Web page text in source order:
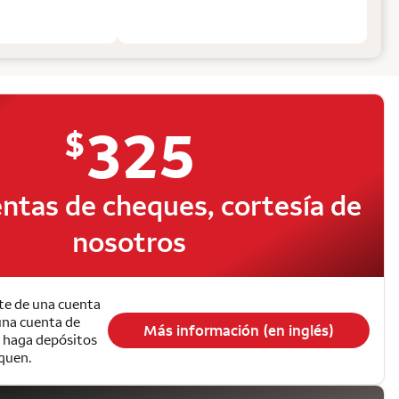
$325
de cheques, cortesía de
nosotros
de una cuenta
cuenta de
depósitos
Más información (en inglés)